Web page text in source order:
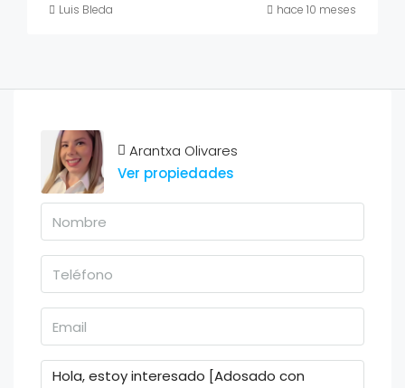
Luis Bleda hace 10 meses
Arantxa Olivares
Ver propiedades